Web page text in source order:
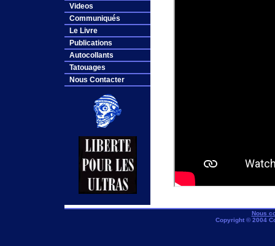
Videos
Communiqués
Le Livre
Publications
Autocollants
Tatouages
Nous Contacter
Nous
Copyright © 2004